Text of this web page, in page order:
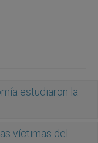
estudiaron la
víctimas del